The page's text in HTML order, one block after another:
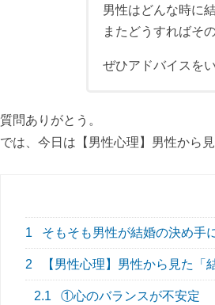
男性はどんな時に
またどうすればそ
ぜひアドバイスを
質問ありがとう。
では、今日は【男性心理】男性から
1 そもそも男性が結婚の決め手
2 【男性心理】男性から見た「
2.1 ①心のバランスが不安定